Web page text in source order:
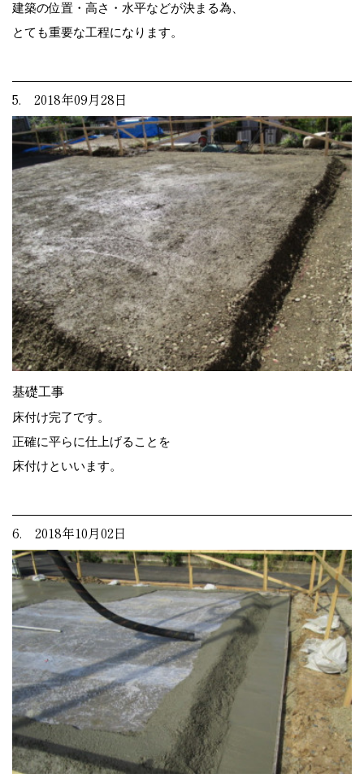
建築の位置・高さ・水平などが決まる為、
とても重要な工程になります。
5. 2018年09月28日
基礎工事
床付け完了です。
正確に平らに仕上げることを
床付けといいます。
6. 2018年10月02日